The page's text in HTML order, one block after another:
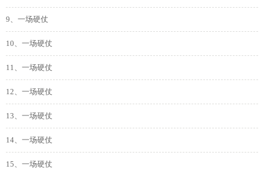
9、一场硬仗
10、一场硬仗
11、一场硬仗
12、一场硬仗
13、一场硬仗
14、一场硬仗
15、一场硬仗